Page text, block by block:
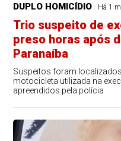
DUPLO HOMICÍDIO Há 1
Trio suspeito de
preso horas após
Paranaíba
Suspeitos foram
motocicleta utilizada na
apreendidos pela polícia